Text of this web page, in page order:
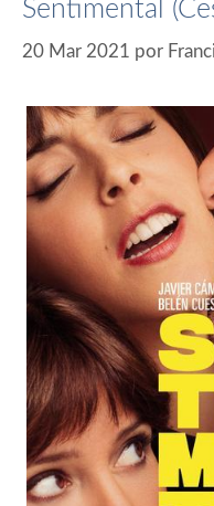
Sentimental
20 Mar 2021 por